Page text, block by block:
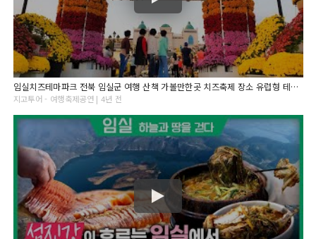
임실치즈테마파크 전북 임실군 여행 산책 가볼만한곳 치즈축제 장소 유럽형 테마공원
지고투어 - 여행축제공연 | 4년 전